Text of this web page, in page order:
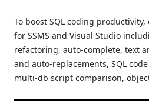
To boost SQL coding
for SSMS and Visual Studio
refactoring, auto-complete, text
and auto-replacements, SQL
multi-db script comparison,